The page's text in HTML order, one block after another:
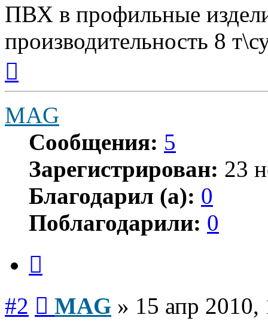
ПВХ в профильные
производительность 8
началу
MAG
Сообщения: 5
Зарегистрирован: 23
Благодарил (а): 0
Поблагодарили: 0
#2 MAG » 15 апр 2010,